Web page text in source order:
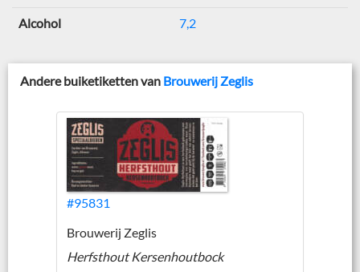
Alcohol 7,2
Andere buiketiketten van Brouwerij Zeglis
#95831
Brouwerij Zeglis
Herfsthout Kersenhoutbock